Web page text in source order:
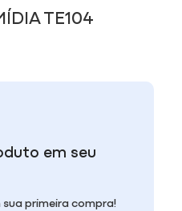
TE104
em seu
primeira compra!